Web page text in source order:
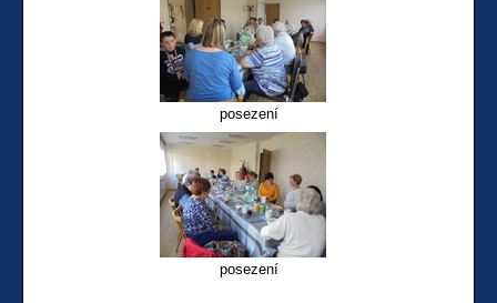
posezení
posezení